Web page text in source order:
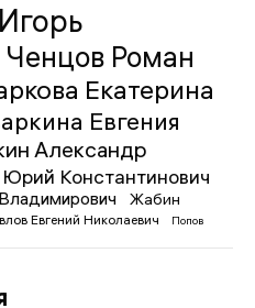
Ченцов Роман
Екатерина
Евгения
Александр
Константинович
Жабин
Евгений Николаевич
Попов